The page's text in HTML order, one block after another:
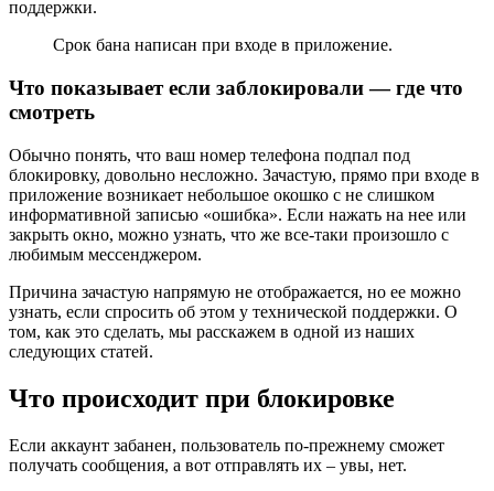
поддержки.
Срок бана написан при входе в приложение.
Что показывает если заблокировали — где что
смотреть
Обычно понять, что ваш номер телефона подпал под
блокировку, довольно несложно. Зачастую, прямо при входе в
приложение возникает небольшое окошко с не слишком
информативной записью «ошибка». Если нажать на нее или
закрыть окно, можно узнать, что же все-таки произошло с
любимым мессенджером.
Причина зачастую напрямую не отображается, но ее можно
узнать, если спросить об этом у технической поддержки. О
том, как это сделать, мы расскажем в одной из наших
следующих статей.
Что происходит при блокировке
Если аккаунт забанен, пользователь по-прежнему сможет
получать сообщения, а вот отправлять их – увы, нет.